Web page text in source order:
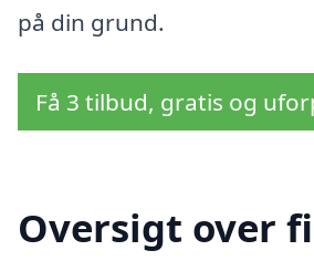
på din grund.
Få 3 tilbud, gratis og
Oversigt over